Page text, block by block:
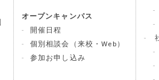
オープンキャンパス
開催日程
個別相談会（来校・Web）
参加お申し込み